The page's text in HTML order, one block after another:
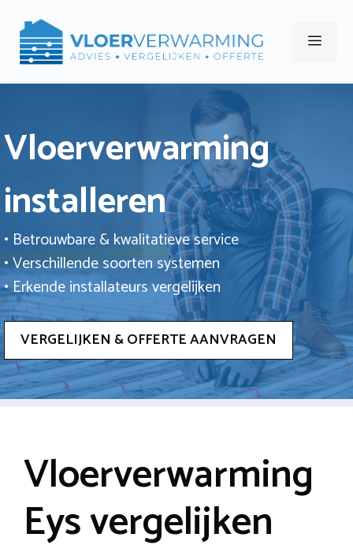
naar
Menu
Vloerverwarming
installeren
• Betrouwbare & kwalitatieve service
• Verschillende soorten systemen
• Erkende installateurs vergelijken
VERGELIJKEN & OFFERTE AANVRAGEN
Vloerverwarming
Eys vergelijken